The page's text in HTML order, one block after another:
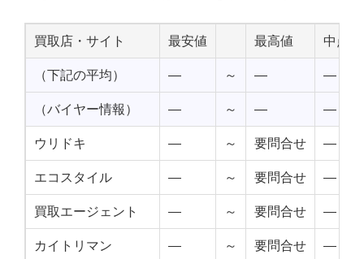
買取店・サイト 最安値 最高値 中点値
（下記の平均） — ～ — —
（バイヤー情報） — ～ — —
ウリドキ — ～ 要問合せ —
エコスタイル — ～ 要問合せ —
買取エージェント — ～ 要問合せ —
カイトリマン — ～ 要問合せ —